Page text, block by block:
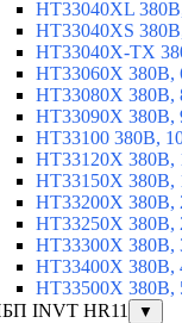
HT33040XL
HT33040XS
HT33040X-TX
HT33060X 380В,
HT33080X 380В,
HT33090X 380В,
HT33100 380В,
HT33120X 380В,
HT33150X 380В,
HT33200X 380В,
HT33250X 380В,
HT33300X 380В,
HT33400X 380В,
HT33500X 380В,
INVT HR11
▼